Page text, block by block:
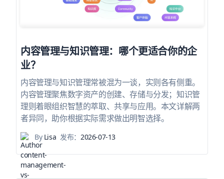
内容管理与知识管理：哪个更适合你的企
业？
内容管理与知识管理常被混为一谈，实则各有侧重。
内容管理聚焦数字资产的创建、存储与分发；知识管
理则着眼组织智慧的萃取、共享与应用。本文详解两
者异同，助你根据实际需求做出明智选择。
ByLisa 发布： 2026-07-13